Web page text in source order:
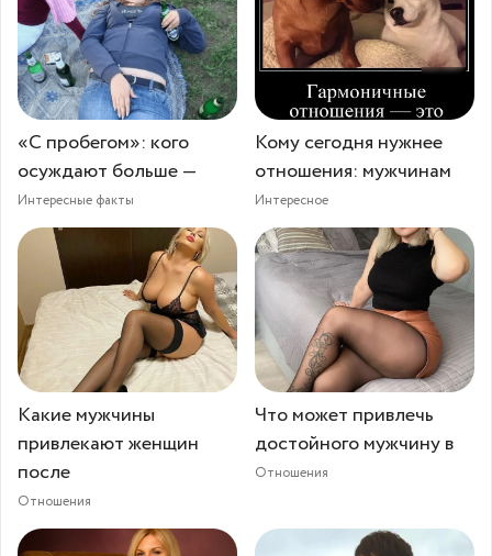
«С пробегом»: кого
осуждают больше —
Интересные факты
Кому сегодня нужнее
отношения: мужчинам
Интересное
Какие мужчины
привлекают женщин
после
Отношения
Что может привлечь
достойного мужчину в
Отношения